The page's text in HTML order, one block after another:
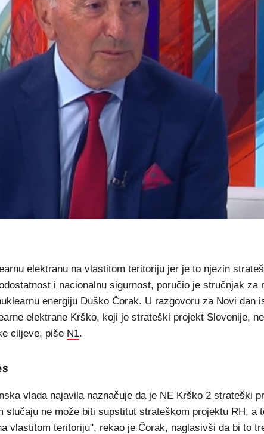
elektranu na vlastitom teritoriju jer je to njezin
i nacionalnu sigurnost, poručio je stručnjak za
energiju Duško Čorak. U razgovoru za Novi dan
elektrane Krško, koji je strateški projekt Slovenije,
ciljeve, piše N1.
vlada najavila naznačuje da je NE Krško 2 strateški
slučaju ne može biti supstitut strateškom projektu RH, a
vlastitom teritoriju", rekao je Čorak, naglasivši da bi to